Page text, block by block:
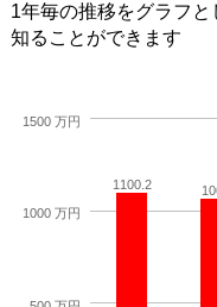
1年毎の推移をグラフ
知ることができます
1100.2
1000 万円
1500 万円